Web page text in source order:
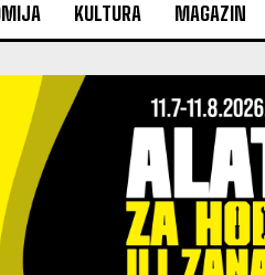
KULTURA MAGAZIN